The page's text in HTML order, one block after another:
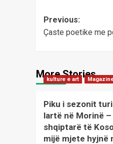
Post
Previous:
Çaste poetike me
More Stories
kulture e art
Piku i sezonit
lartë në Morinë
shqiptarë të
mijë mjete hyjnë